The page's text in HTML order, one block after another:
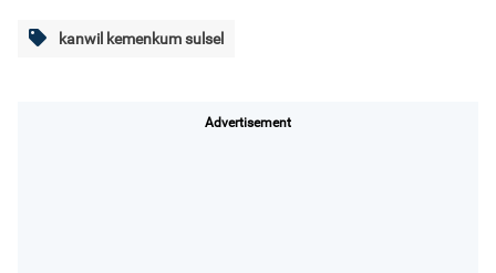
kanwil kemenkum sulsel
Advertisement